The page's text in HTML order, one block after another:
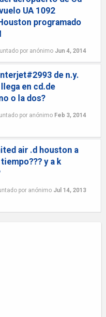
UA 1092
programado
por anónimo Jun 4, 2014
de n.y.
en cd.de
o la dos?
por anónimo Feb 3, 2014
air .d houston a
y a k
por anónimo Jul 14, 2013